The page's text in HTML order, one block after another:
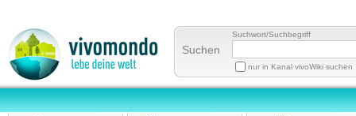
Suchen
Suchwort/Suchbegriff
nur in Kanal vivoWiki suchen